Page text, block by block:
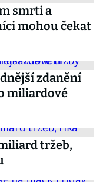
smrti a
mohou čekat
zdanění
miliardové
tržeb,